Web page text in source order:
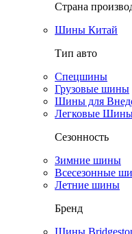
Страна
Шины Китай
Тип авто
Спецшины
Грузовые шины
Шины для
Легковые
Сезонность
Зимние шины
Всесезонные
Летние шины
Бренд
Шины